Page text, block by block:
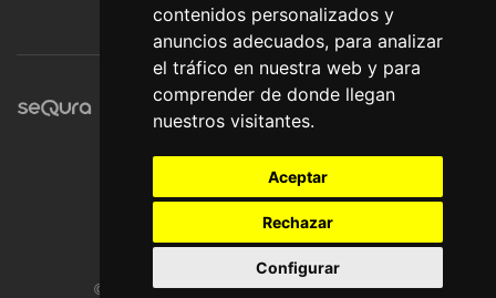
contenidos personalizados y
anuncios adecuados, para analizar
el tráfico en nuestra web y para
comprender de donde llegan
nuestros visitantes.
Aceptar
Rechazar
Configurar
© Pronorte Sonido SL. Todos los derechos reservados.